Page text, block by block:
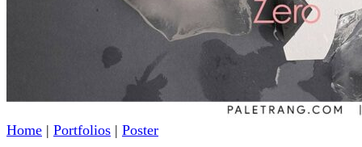
Home | Portfolios | Poster